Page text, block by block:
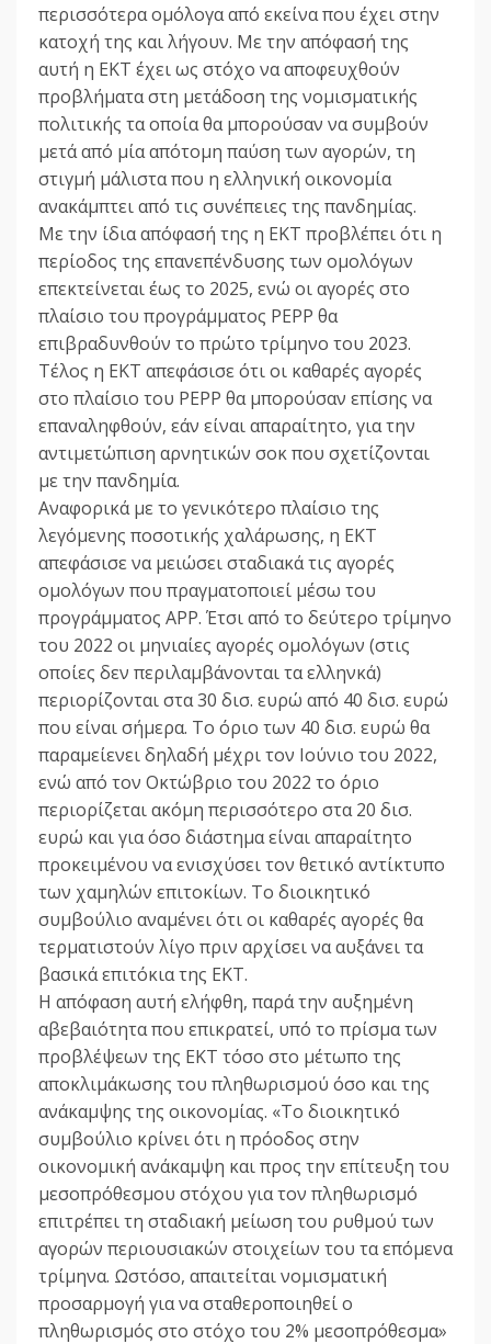
περισσότερα ομόλογα από εκείνα που έχει στην
κατοχή της και λήγουν. Με την απόφασή της
αυτή η ΕΚΤ έχει ως στόχο να αποφευχθούν
προβλήματα στη μετάδοση της νομισματικής
πολιτικής τα οποία θα μπορούσαν να συμβούν
μετά από μία απότομη παύση των αγορών, τη
στιγμή μάλιστα που η ελληνική οικονομία
ανακάμπτει από τις συνέπειες της πανδημίας.
Με την ίδια απόφασή της η ΕΚΤ προβλέπει ότι η
περίοδος της επανεπένδυσης των ομολόγων
επεκτείνεται έως το 2025, ενώ οι αγορές στο
πλαίσιο του προγράμματος ΡΕPP θα
επιβραδυνθούν το πρώτο τρίμηνο του 2023.
Τέλος η ΕΚΤ απεφάσισε ότι οι καθαρές αγορές
στο πλαίσιο του PEPP θα μπορούσαν επίσης να
επαναληφθούν, εάν είναι απαραίτητο, για την
αντιμετώπιση αρνητικών σοκ που σχετίζονται
με την πανδημία.
Αναφορικά με το γενικότερο πλαίσιο της
λεγόμενης ποσοτικής χαλάρωσης, η ΕΚΤ
απεφάσισε να μειώσει σταδιακά τις αγορές
ομολόγων που πραγματοποιεί μέσω του
προγράμματος ΑΡΡ. Έτσι από το δεύτερο τρίμηνο
του 2022 οι μηνιαίες αγορές ομολόγων (στις
οποίες δεν περιλαμβάνονται τα ελληνκά)
περιορίζονται στα 30 δισ. ευρώ από 40 δισ. ευρώ
που είναι σήμερα. Το όριο των 40 δισ. ευρώ θα
παραμείενει δηλαδή μέχρι τον Ιούνιο του 2022,
ενώ από τον Οκτώβριο του 2022 το όριο
περιορίζεται ακόμη περισσότερο στα 20 δισ.
ευρώ και για όσο διάστημα είναι απαραίτητο
προκειμένου να ενισχύσει τον θετικό αντίκτυπο
των χαμηλών επιτοκίων. Το διοικητικό
συμβούλιο αναμένει ότι οι καθαρές αγορές θα
τερματιστούν λίγο πριν αρχίσει να αυξάνει τα
βασικά επιτόκια της ΕΚΤ.
Η απόφαση αυτή ελήφθη, παρά την αυξημένη
αβεβαιότητα που επικρατεί, υπό το πρίσμα των
προβλέψεων της ΕΚΤ τόσο στο μέτωπο της
αποκλιμάκωσης του πληθωρισμού όσο και της
ανάκαμψης της οικονομίας. «Το διοικητικό
συμβούλιο κρίνει ότι η πρόοδος στην
οικονομική ανάκαμψη και προς την επίτευξη του
μεσοπρόθεσμου στόχου για τον πληθωρισμό
επιτρέπει τη σταδιακή μείωση του ρυθμού των
αγορών περιουσιακών στοιχείων του τα επόμενα
τρίμηνα. Ωστόσο, απαιτείται νομισματική
προσαρμογή για να σταθεροποιηθεί ο
πληθωρισμός στο στόχο του 2% μεσοπρόθεσμα»